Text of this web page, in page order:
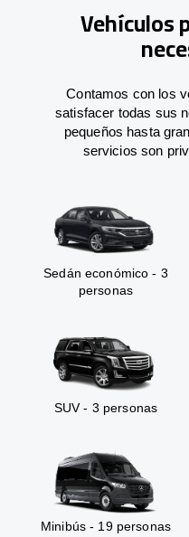
Vehículos
Contamos con los
satisfacer todas sus
pequeños hasta
servicios son
Sedán económico - 3
personas
SUV - 3 personas
Minibús - 19 personas